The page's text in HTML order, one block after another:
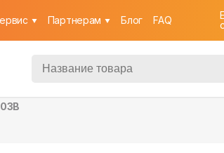
Партнерам Блог FAQ